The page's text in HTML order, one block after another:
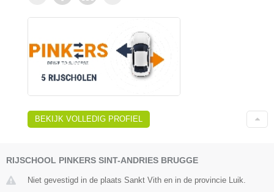
BEKIJK VOLLEDIG PROFIEL
RIJSCHOOL PINKERS SINT-ANDRIES BRUGGE
Niet gevestigd in de plaats Sankt Vith en in de provincie Luik.